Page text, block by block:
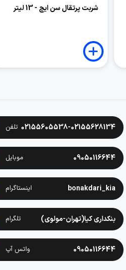
شربت پرتقال سن ایچ - 13 لیتر
02155605538-02155628134 تلفن
09050116644 موبایل
bonakdari_kia اینستاگرام
بنکداری کیا(تهران-مولوی) تلگرام
09050116644 واتس آپ